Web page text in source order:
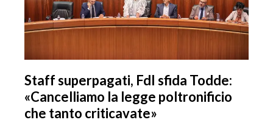
Staff superpagati, FdI sfida Todde:
«Cancelliamo la legge poltronificio
che tanto criticavate»